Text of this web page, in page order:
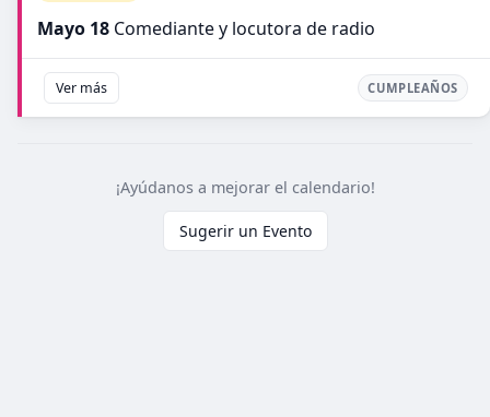
Mayo 18 Comediante y locutora de radio
Ver más CUMPLEAÑOS
¡Ayúdanos a mejorar el calendario!
Sugerir un Evento